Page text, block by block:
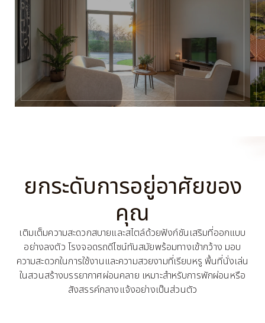
ยกระดับการอยู่อาศัยของ
คุณ
เติมเต็มความสะดวกสบายและสไตล์ด้วยฟังก์ชันเสริมที่ออกแบบ
อย่างลงตัว โรงจอดรถดีไซน์ทันสมัยพร้อมทางเข้ากว้าง มอบ
ความสะดวกในการใช้งานและความสวยงามที่เรียบหรู พื้นที่นั่งเล่น
ในสวนสร้างบรรยากาศผ่อนคลาย เหมาะสำหรับการพักผ่อนหรือ
สังสรรค์กลางแจ้งอย่างเป็นส่วนตัว